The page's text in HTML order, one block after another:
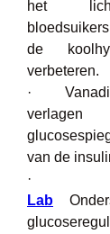
het
de
verbeteren.
·
van de
·
Lab